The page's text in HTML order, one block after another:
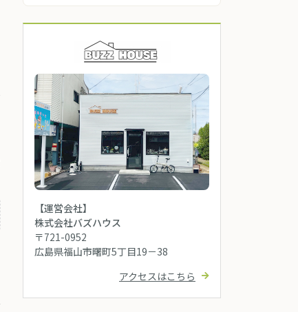
【運営会社】
株式会社バズハウス
〒721-0952
広島県福山市曙町5丁目19－38
アクセスはこちら